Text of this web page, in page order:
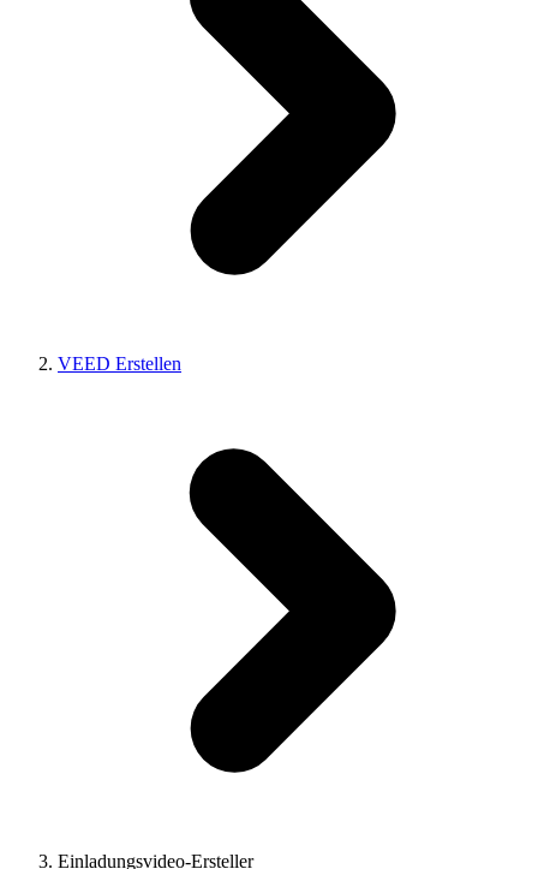
VEED Erstellen
Einladungsvideo-Ersteller